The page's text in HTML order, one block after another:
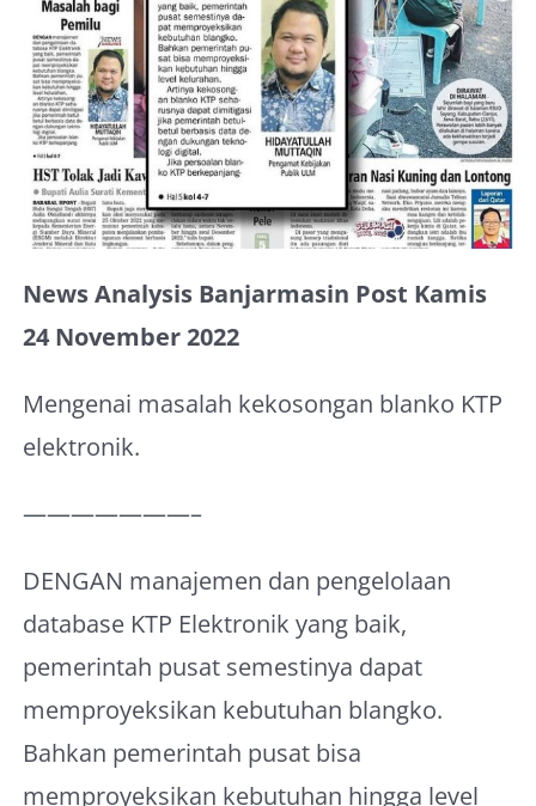
News Analysis Banjarmasin Post Kamis
24 November 2022
Mengenai masalah kekosongan blanko KTP
elektronik.
———————–
DENGAN manajemen dan pengelolaan
database KTP Elektronik yang baik,
pemerintah pusat semestinya dapat
memproyeksikan kebutuhan blangko.
Bahkan pemerintah pusat bisa
memproyeksikan kebutuhan hingga level